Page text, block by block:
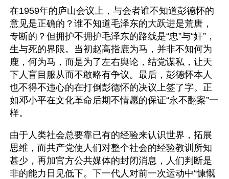
在1959年的庐山会议上，与会者谁不知道彭德怀的
意见是正确的？谁不知道毛泽东的大跃进是荒唐，
专断的？但拥护不拥护毛泽东的路线是“忠”与“奸”，
生与死的界限。当初赵高指鹿为马，并非不知何为
鹿，何为马，而是为了左右舆论，结党谋私，让天
下人盲目服从而不敢略有争议。最后，彭德怀本人
也不得不违心的在打倒彭德怀的决议上签了字。正
如邓小平在文化革命后期不情愿的保证“永不翻案”一
样。
由于人类社会总要靠已有的经验来认识世界，拓展
思维，而共产党使人们对整个社会的经验教训所知
甚少，再加官方公共媒体的封闭消息，人们判断是
非的能力日见低下。下一代人对前一次运动中“慷慨